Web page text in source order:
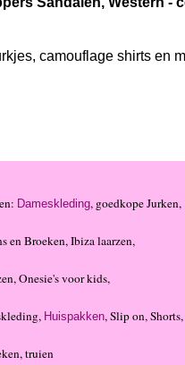
camouflage shirts en
Dameskleding, goedkope Jurken,
en Broeken, Ibiza laarzen,
Onesie's voor kids,
Huispakken, Slip on, Shorts,
truien